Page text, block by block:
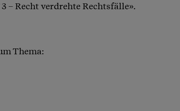
– Recht verdrehte Rechtsfälle».
Thema: